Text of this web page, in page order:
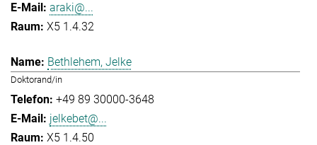
araki@...
X5 1.4.32
Bethlehem, Jelke
Doktorand/in
+49 89 30000-3648
jelkebet@...
X5 1.4.50